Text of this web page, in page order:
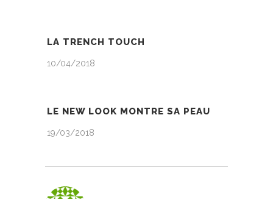
LA TRENCH TOUCH
10/04/2018
LE NEW LOOK MONTRE SA PEAU
19/03/2018